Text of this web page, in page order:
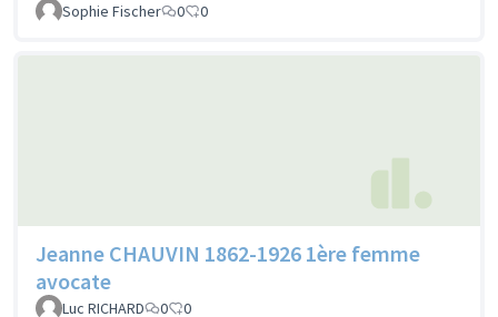
Sophie Fischer 0 0
Jeanne CHAUVIN 1862-1926 1ère femme
avocate
Luc RICHARD 0 0